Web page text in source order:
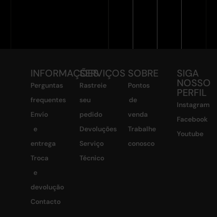
INFORMAÇÕES
Perguntas
frequentes
Envío
e
entrega
Troca
e
devolução
Contacto
SERVIÇOS
Rastreie
seu
pedido
Devoluções
Serviço
Técnico
SOBRE
Pontos
de
venda
Trabalhe
conosco
SIGA
NOSSO
PERFIL
Instagram
Facebook
Youtube